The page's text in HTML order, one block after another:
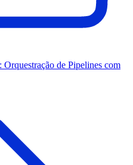
Orquestração de Pipelines com